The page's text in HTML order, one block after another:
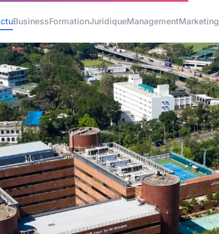
BusinessFormationJuridiqueManagementMarketing